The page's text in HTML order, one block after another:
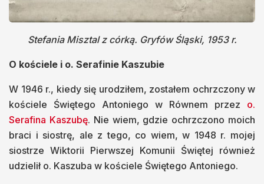
Stefania Misztal z córką. Gryfów Śląski, 1953 r.
O kościele i o. Serafinie Kaszubie
W 1946 r., kiedy się urodziłem, zostałem ochrzczony w
kościele Świętego Antoniego w Równem przez o.
Serafina Kaszubę. Nie wiem, gdzie ochrzczono moich
braci i siostrę, ale z tego, co wiem, w 1948 r. mojej
siostrze Wiktorii Pierwszej Komunii Świętej również
udzielił o. Kaszuba w kościele Świętego Antoniego.